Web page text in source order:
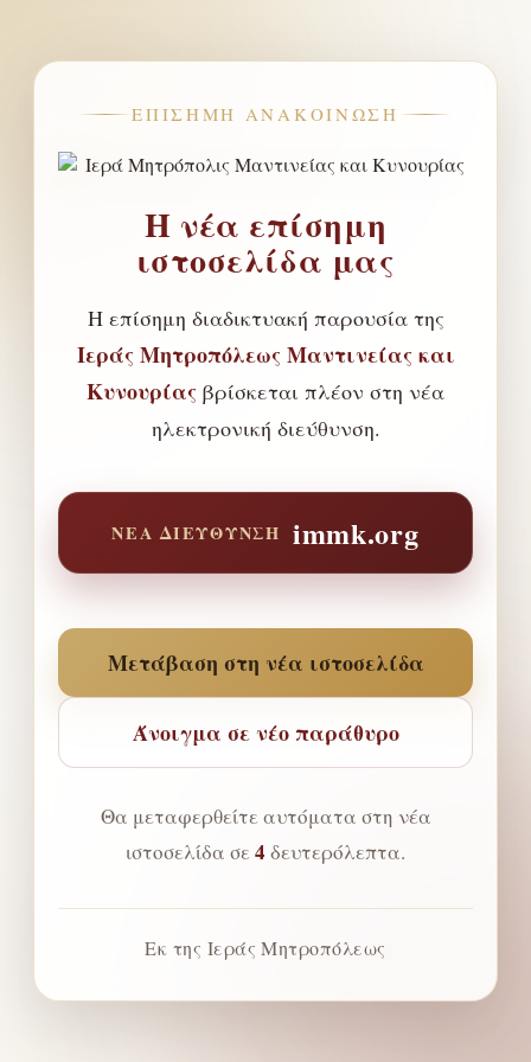
ΕΠΊΣΗΜΗ ΑΝΑΚΟΊΝΩΣΗ
Η νέα επίσημη
ιστοσελίδα μας
Η επίσημη διαδικτυακή παρουσία της
Ιεράς Μητροπόλεως Μαντινείας και
Κυνουρίας βρίσκεται πλέον στη νέα
ηλεκτρονική διεύθυνση.
ΝΈΑ ΔΙΕΎΘΥΝΣΗ immk.org
Μετάβαση στη νέα ιστοσελίδα
Άνοιγμα σε νέο παράθυρο
Θα μεταφερθείτε αυτόματα στη νέα
ιστοσελίδα σε4 δευτερόλεπτα.
Εκ της Ιεράς Μητροπόλεως